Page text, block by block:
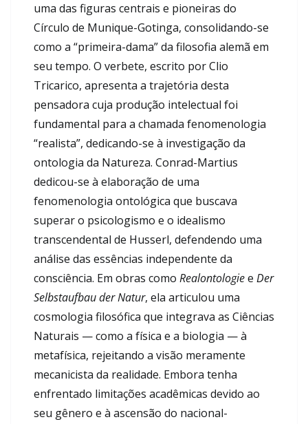
uma das figuras centrais e pioneiras do
Círculo de Munique-Gotinga, consolidando-se
como a “primeira-dama” da filosofia alemã em
seu tempo. O verbete, escrito por Clio
Tricarico, apresenta a trajetória desta
pensadora cuja produção intelectual foi
fundamental para a chamada fenomenologia
“realista”, dedicando-se à investigação da
ontologia da Natureza. Conrad-Martius
dedicou-se à elaboração de uma
fenomenologia ontológica que buscava
superar o psicologismo e o idealismo
transcendental de Husserl, defendendo uma
análise das essências independente da
consciência. Em obras como Realontologiee Der
Selbstaufbau der Natur, ela articulou uma
cosmologia filosófica que integrava as Ciências
Naturais — como a física e a biologia — à
metafísica, rejeitando a visão meramente
mecanicista da realidade. Embora tenha
enfrentado limitações acadêmicas devido ao
seu gênero e à ascensão do nacional-